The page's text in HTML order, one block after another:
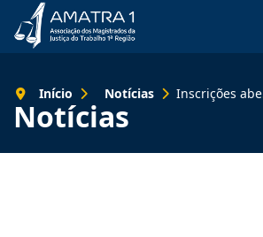
Notícias
Início Notícias Inscrições abertas: EMAT 2025 debate assédio e garante certificação pela OAB